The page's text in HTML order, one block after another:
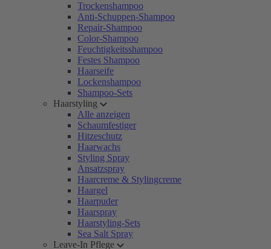
Trockenshampoo
Anti-Schuppen-Shampoo
Repair-Shampoo
Color-Shampoo
Feuchtigkeitsshampoo
Festes Shampoo
Haarseife
Lockenshampoo
Shampoo-Sets
Haarstyling
Alle anzeigen
Schaumfestiger
Hitzeschutz
Haarwachs
Styling Spray
Ansatzspray
Haarcreme & Stylingcreme
Haargel
Haarpuder
Haarspray
Haarstyling-Sets
Sea Salt Spray
Leave-In Pflege